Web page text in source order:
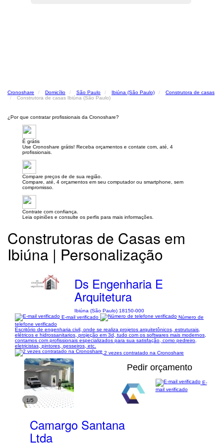
Cronoshare Domicílio São Paulo Ibiúna (São Paulo)
Construtora de casas
Construtora de casas Ibiúna (São Paulo)
¿Por que contratar profissionais da Cronoshare?
É grátis
Use Cronoshare grátis! Receba orçamentos e contate com, até, 4
profissionais.
Compare preços de de sua região.
Compare, até, 4 orçamentos em seu computador ou smartphone, sem
compromisso.
Contrate com confiança.
Leia opiniões e consulte os perfis para mais informações.
Construtoras de Casas em
Ibiúna | Personalização
Ds Engenharia E
Arquitetura
Ibiúna (São Paulo) 18150-000
E-mail verificado
Número de
telefone verificado
Escritório de engenharia civil, onde se realiza projetos arquitetônicos, estruturais,
elétricos e hidrossanitarios, projeção em 3d, tudo com os softwares mais modernos,
contamos com profissionais especializados para sua satisfação, como pedreiro,
eletricistas, pintores, gesseiros, etc.
2 vezes contratado na Cronoshare
1/5
Pedir orçamento
Camargo Santana
Ltda
E-
mail verificado